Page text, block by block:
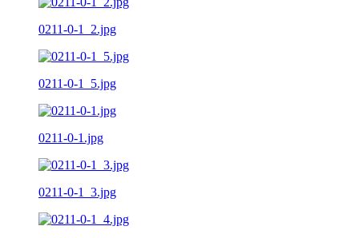
0211-0-1_2.jpg
0211-0-1_5.jpg
0211-0-1.jpg
0211-0-1_3.jpg